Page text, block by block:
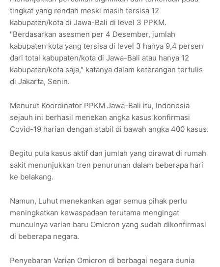
tingkat yang rendah meski masih tersisa 12
kabupaten/kota di Jawa-Bali di level 3 PPKM.
"Berdasarkan asesmen per 4 Desember, jumlah
kabupaten kota yang tersisa di level 3 hanya 9,4 persen
dari total kabupaten/kota di Jawa-Bali atau hanya 12
kabupaten/kota saja," katanya dalam keterangan tertulis
di Jakarta, Senin.
Menurut Koordinator PPKM Jawa-Bali itu, Indonesia
sejauh ini berhasil menekan angka kasus konfirmasi
Covid-19 harian dengan stabil di bawah angka 400 kasus.
Begitu pula kasus aktif dan jumlah yang dirawat di rumah
sakit menunjukkan tren penurunan dalam beberapa hari
ke belakang.
Namun, Luhut menekankan agar semua pihak perlu
meningkatkan kewaspadaan terutama mengingat
munculnya varian baru Omicron yang sudah dikonfirmasi
di beberapa negara.
Penyebaran Varian Omicron di berbagai negara dunia